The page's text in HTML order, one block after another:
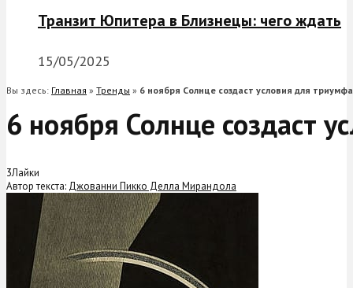
Транзит Юпитера в Близнецы: чего ждать
15/05/2025
Вы здесь: Главная » Тренды » 6 ноября Солнце создаст условия для триумфа
6 ноября Солнце создаст
3Лайки
Автор текста: Джованни Пикко Делла Мирандола